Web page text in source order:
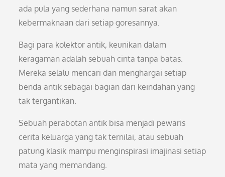
ada pula yang sederhana namun sarat akan
kebermaknaan dari setiap goresannya.
Bagi para kolektor antik, keunikan dalam
keragaman adalah sebuah cinta tanpa batas.
Mereka selalu mencari dan menghargai setiap
benda antik sebagai bagian dari keindahan yang
tak tergantikan.
Sebuah perabotan antik bisa menjadi pewaris
cerita keluarga yang tak ternilai, atau sebuah
patung klasik mampu menginspirasi imajinasi setiap
mata yang memandang.